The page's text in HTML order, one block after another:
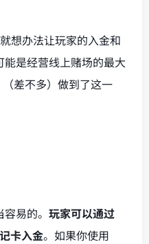
想办法让玩家的入金和
是经营线上赌场的最大
差不多）做到了这一
易的。 玩家可以通过
卡入金。如果你使用